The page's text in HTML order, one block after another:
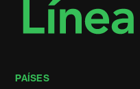
PAÍSES